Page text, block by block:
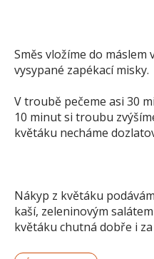
Směs vložíme do
vysypané zapékací misky.
V troubě pečeme asi 30
10 minut si troubu
květáku necháme
Nákyp z květáku
kaší, zeleninovým
květáku chutná dobře i